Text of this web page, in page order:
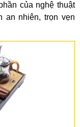
của nghệ thuật
an nhiên, trọn vẹn